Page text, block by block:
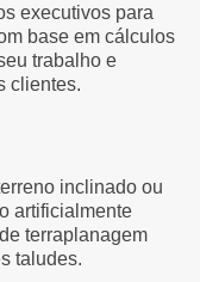
executivos para
base em cálculos
trabalho e
clientes.
inclinado ou
artificialmente
terraplanagem
taludes.